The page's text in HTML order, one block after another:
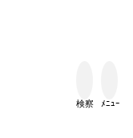
検察 ﾒﾆｭｰ